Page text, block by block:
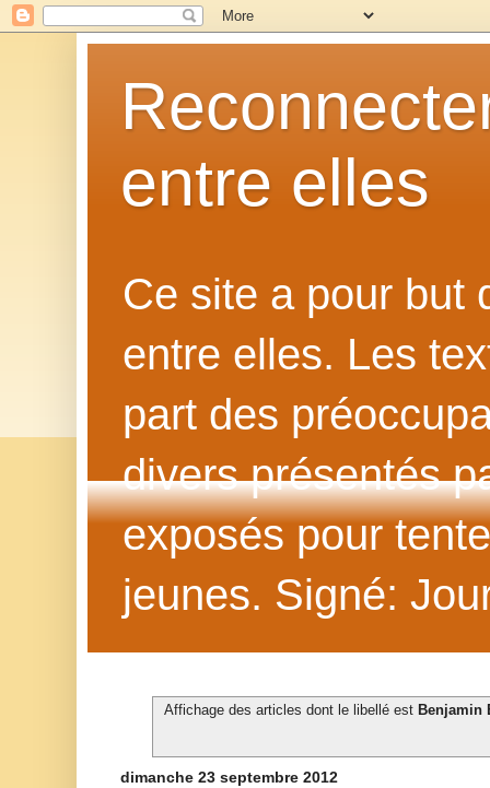
entre elles
Ce site a pour but
entre elles. Les
part des
divers présentés
exposés pour
jeunes. Signé:
Affichage des articles dont le libellé est Benjamin
dimanche 23 septembre 2012